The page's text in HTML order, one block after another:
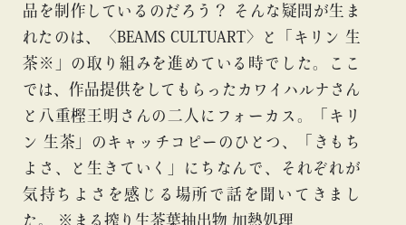
blog blog
品を制作しているのだろう？ そんな疑問が生ま
れたのは、〈BEAMS CULTUART〉と「キリン 生
茶※」の取り組みを進めている時でした。ここ
では、作品提供をしてもらったカワイハルナさん
と八重樫王明さんの二人にフォーカス。「キリ
ン 生茶」のキャッチコピーのひとつ、「きもち
よさ、と生きていく」にちなんで、それぞれが
気持ちよさを感じる場所で話を聞いてきまし
た。 ※まる搾り生茶葉抽出物 加熱処理